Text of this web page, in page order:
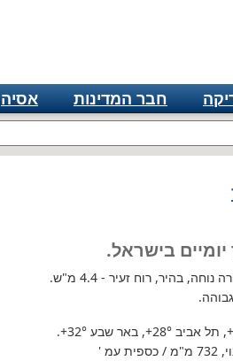
חבר המדינות אסיה
בישראל.
בהיר, רוח זעיר - 4.4 מ"ש.
, תל אביב +28°, באר שבע +32°
.
'